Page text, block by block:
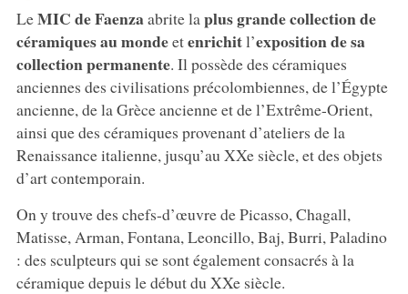
LeMIC de Faenzaabrite laplus grande collection de
céramiques au mondeetenrichitl’exposition de sa
collection permanente. Il possède des céramiques
anciennes des civilisations précolombiennes, de l’Égypte
ancienne, de la Grèce ancienne et de l’Extrême-Orient,
ainsi que des céramiques provenant d’ateliers de la
Renaissance italienne, jusqu’au XXe siècle, et des objets
d’art contemporain.
On y trouve des chefs-d’œuvre de Picasso, Chagall,
Matisse, Arman, Fontana, Leoncillo, Baj, Burri, Paladino
: des sculpteurs qui se sont également consacrés à la
céramique depuis le début du XXe siècle.